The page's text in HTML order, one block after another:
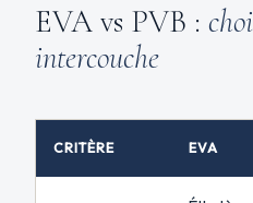
EVA vs PVB :
intercouche
CRITÈRE EVA